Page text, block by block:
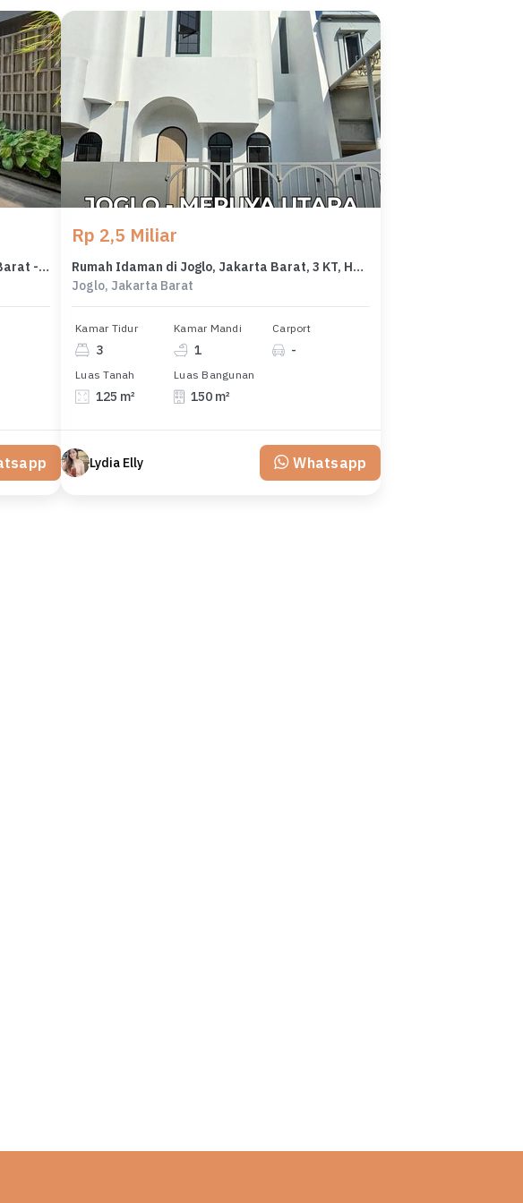
For Sale rumah Mewah di Joglo, Jakarta Barat - LT 567m²
Rp 2,5 Miliar
Rumah Idaman di Joglo, Jakarta Barat, 3 KT, Harga 2,5 Miliar
Joglo, Jakarta Barat
Kamar Tidur
3
Kamar Mandi
1
Carport
-
Luas Tanah
125 m²
Luas Bangunan
150 m²
Lydia Elly Whatsapp